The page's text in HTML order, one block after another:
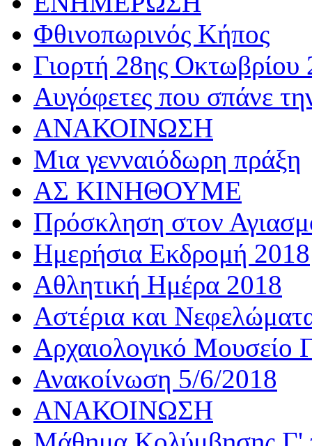
Φθινοπωρινός Κήπος
Γιορτή 28ης Οκτωβρίου
Αυγόφετες που σπάνε
ΑΝΑΚΟΙΝΩΣΗ
Μια γενναιόδωρη πράξη
ΑΣ ΚΙΝΗΘΟΥΜΕ
Πρόσκληση στον
Ημερήσια Εκδρομή 2018
Αθλητική Ημέρα 2018
Αστέρια και
Αρχαιολογικό Μουσείο
Ανακοίνωση 5/6/2018
ΑΝΑΚΟΙΝΩΣΗ